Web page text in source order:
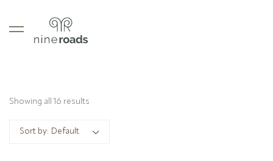
Showing all 16 results
Sort by: Default